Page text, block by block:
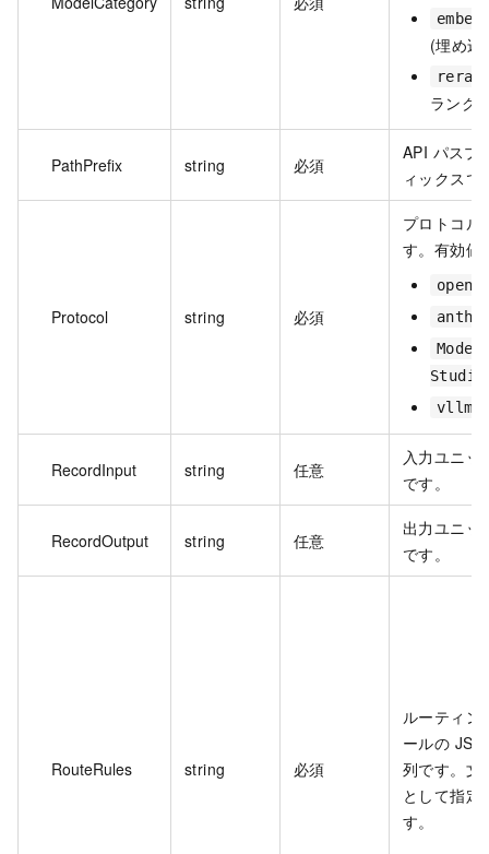
(埋め込
ランク)
PathPrefix string 必須
API パスプ
ィックスで
Protocol string 必須
プロトコル
す。有効値
Model
Studio
vllm
RecordInput string 任意
入力ユニッ
です。
RecordOutput string 任意
出力ユニッ
です。
RouteRules string 必須
ルーティン
ールの
列です。文
として指定
す。